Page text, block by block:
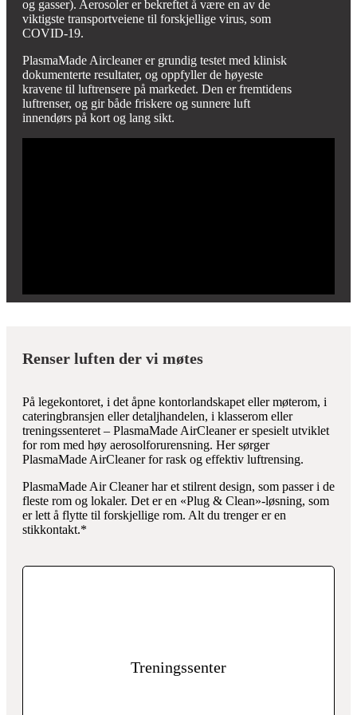
og gasser). Aerosoler er bekreftet å være en av de
viktigste transportveiene til forskjellige virus, som
COVID-19.
PlasmaMade Aircleaner er grundig testet med klinisk
dokumenterte resultater, og oppfyller de høyeste
kravene til luftrensere på markedet. Den er fremtidens
luftrenser, og gir både friskere og sunnere luft
innendørs på kort og lang sikt.
Renser luften der vi møtes
På legekontoret, i det åpne kontorlandskapet eller møterom, i
cateringbransjen eller detaljhandelen, i klasserom eller
treningssenteret – PlasmaMade AirCleaner er spesielt utviklet
for rom med høy aerosolforurensning. Her sørger
PlasmaMade AirCleaner for rask og effektiv luftrensing.
PlasmaMade Air Cleaner har et stilrent design, som passer i de
fleste rom og lokaler. Det er en «Plug & Clean»-løsning, som
er lett å flytte til forskjellige rom. Alt du trenger er en
stikkontakt.*
Treningssenter
Treningssenter